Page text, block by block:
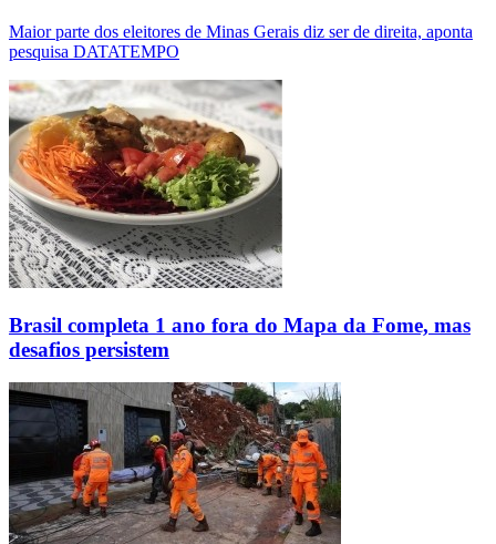
Maior parte dos eleitores de Minas Gerais diz ser de direita, aponta
pesquisa DATATEMPO
Brasil completa 1 ano fora do Mapa da Fome, mas
desafios persistem